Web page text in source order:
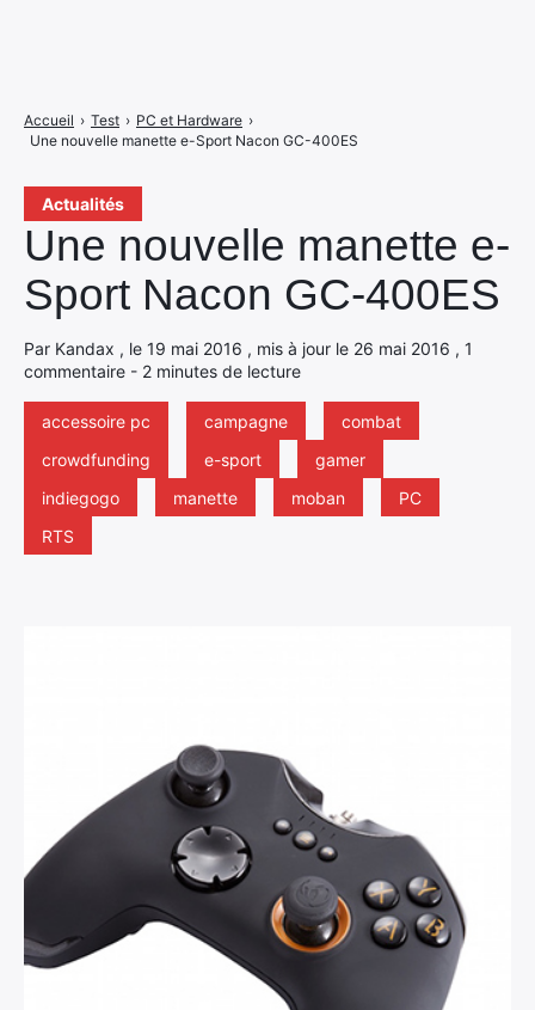
Actualités
Une nouvelle manette e-
Sport Nacon GC-400ES
Par Kandax , le 19 mai 2016 , mis à jour le 26 mai 2016 , 1
commentaire - 2 minutes de lecture
accessoire pc campagne
combat
crowdfunding
e-sport
gamer
indiegogo
manette moban
PC
RTS
Accueil › Test › PC et Hardware ›
Une nouvelle manette e-Sport Nacon GC-400ES